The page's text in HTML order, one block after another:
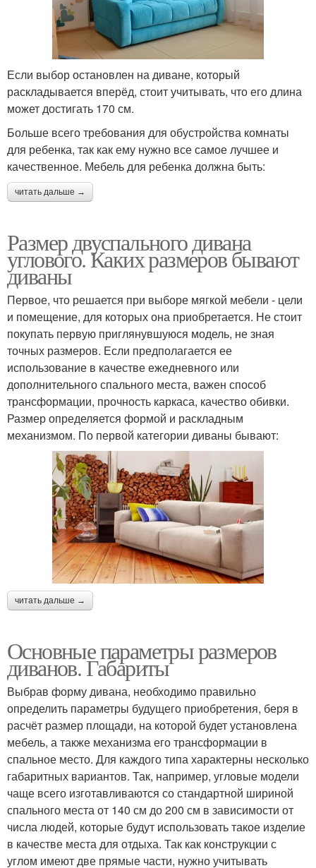
Если выбор остановлен на диване, который
раскладывается вперёд, стоит учитывать, что его длина
может достигать 170 см.
Больше всего требования для обустройства комнаты
для ребенка, так как ему нужно все самое лучшее и
качественное. Мебель для ребенка должна быть:
читать дальше →
Размер двуспального дивана
углового. Каких размеров бывают
диваны
Первое, что решается при выборе мягкой мебели - цели
и помещение, для которых она приобретается. Не стоит
покупать первую приглянувшуюся модель, не зная
точных размеров. Если предполагается ее
использование в качестве ежедневного или
дополнительного спального места, важен способ
трансформации, прочность каркаса, качество обивки.
Размер определяется формой и раскладным
механизмом. По первой категории диваны бывают:
читать дальше →
Основные параметры размеров
диванов. Габариты
Выбрав форму дивана, необходимо правильно
определить параметры будущего приобретения, беря в
расчёт размер площади, на которой будет установлена
мебель, а также механизма его трансформации в
спальное место. Для каждого типа характерны несколько
габаритных вариантов. Так, например, угловые модели
чаще всего изготавливаются со стандартной шириной
спального места от 140 см до 200 см в зависимости от
числа людей, которые будут использовать такое изделие
в качестве места для отдыха. Так как конструкции с
углом имеют две прямые части, нужно учитывать